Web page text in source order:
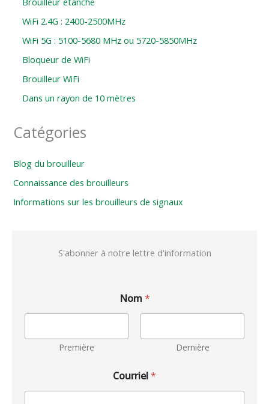
WiFi 2.4G : 2400-2500MHz
WiFi 5G : 5100-5680 MHz ou 5720-5850MHz
Bloqueur de WiFi
Brouilleur WiFi
Dans un rayon de 10 mètres
Catégories
Blog du brouilleur
Connaissance des brouilleurs
Informations sur les brouilleurs de signaux
S'abonner à notre lettre d'information
Nom *
Première Dernière
Courriel*